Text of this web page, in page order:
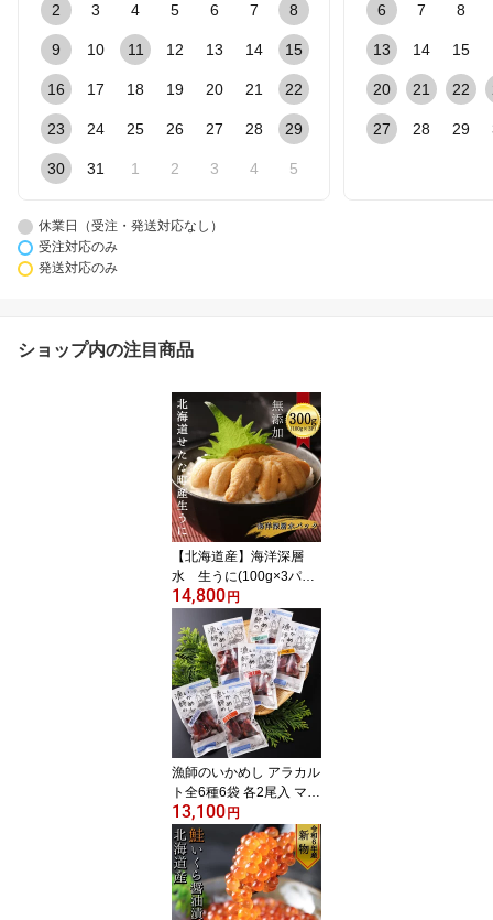
2 3 4 5 6 7 8
9 10 11 12 13 14 15
16 17 18 19 20 21 22
23 24 25 26 27 28 29
30 31 1 2 3 4 5
6 7 8
13 14 15
20 21 22
27 28 29
休業日（受注・発送対応なし）
受注対応のみ
発送対応のみ
ショップ内の注目商品
【北海道産】海洋深層
水 生うに(100g×3パッ
ク)ヤマヨ第十八弘誠丸斉
藤漁業 とれたて 生鮮う
に 海鮮 北海道 北海道グ
ルメ お取り寄せグルメ
贅沢 家族
14,800円
漁師のいかめし アラカル
ト全6種6袋 各2尾入 マー
レ旭丸 いかめし セット
詰め合わせ イカめし イ
カ飯 いか飯 冷凍 魚介 魚
介類 海鮮 海の幸 食べ比
べ いか イカ 冷凍食品 北
海道 おかずセット シー
13,100円